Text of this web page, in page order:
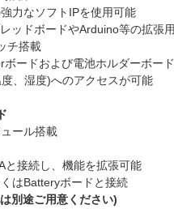
力なソフトIPを使用可能
ッドボードやArduino等の拡張
チ搭載
ードおよび電池ホルダーボー
、湿度)へのアクセスが可能
ール搭載
と接続し、機能を拡張可能
はBatteryボードと接続
別途ご用意ください)